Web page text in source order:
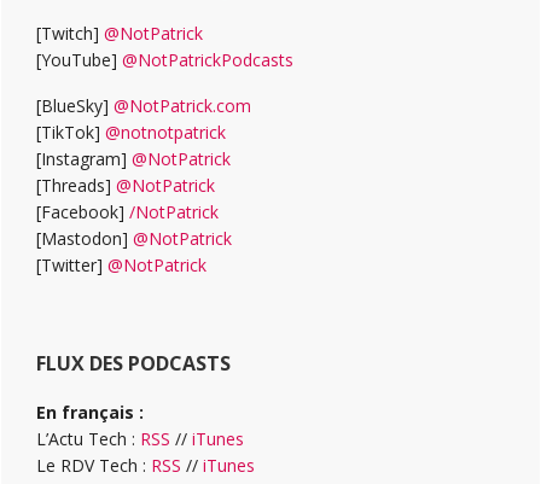
[Twitch] @NotPatrick
[YouTube] @NotPatrickPodcasts
[BlueSky] @NotPatrick.com
[TikTok] @notnotpatrick
[Instagram] @NotPatrick
[Threads] @NotPatrick
[Facebook] /NotPatrick
[Mastodon] @NotPatrick
[Twitter] @NotPatrick
FLUX DES PODCASTS
En français :
L’Actu Tech : RSS // iTunes
Le RDV Tech : RSS // iTunes